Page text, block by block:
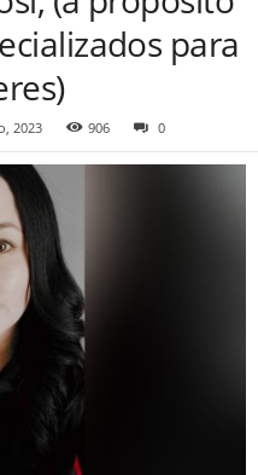
para
2023 906 0